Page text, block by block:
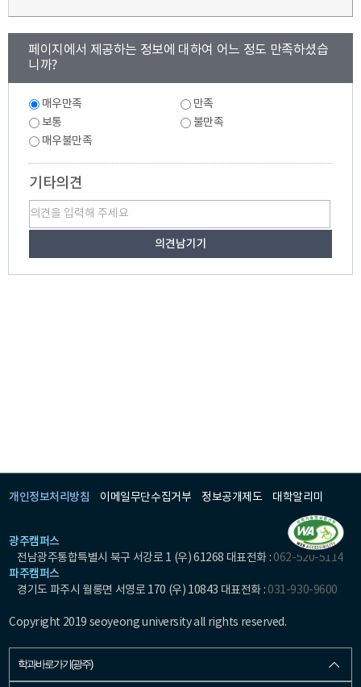
만
페이지에서 제공하는 정보에 대하여 어느 정도 만족하셨습
니까?
매우만족
만족
보통
불만족
매우불만족
기타의견
개인정보처리방침 이메일무단수집거부 정보공개제도 대학알리미
광주캠퍼스
전남광주통합특별시 북구 서강로 1 (우) 61268 대표전화 :062-520-5114
파주캠퍼스
경기도 파주시 월롱면 서영로 170 (우) 10843 대표전화 :031-930-9600
Copyright 2019 seoyeong university all rights reserved.
학과바로가기(광주)